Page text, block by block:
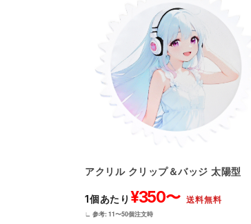
アクリル クリップ＆バッジ 太陽型
1個あたり ¥350〜 送料無料
∟ 参考: 11〜50個注文時